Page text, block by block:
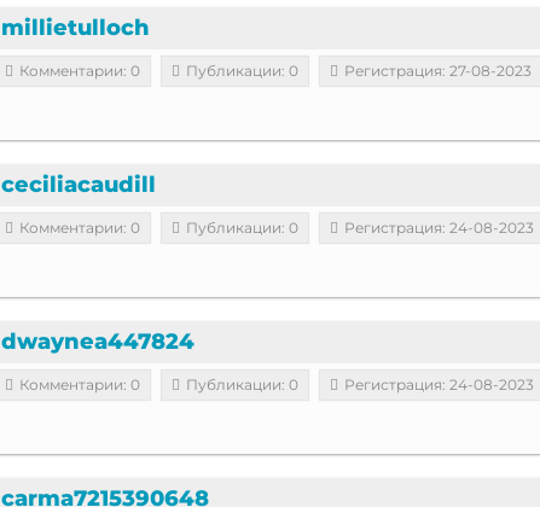
millietulloch
Комментарии: 0 Публикации: 0 Регистрация: 27-08-2023
ceciliacaudill
Комментарии: 0 Публикации: 0 Регистрация: 24-08-2023
dwaynea447824
Комментарии: 0 Публикации: 0 Регистрация: 24-08-2023
carma7215390648